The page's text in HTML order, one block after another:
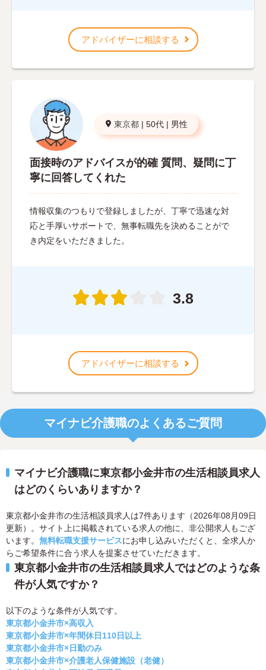
アドバイザーに相談する
東京都 | 50代 | 男性
面接時のアドバイスが的確 質問、疑問に丁
寧に回答してくれた
情報収集のつもりで登録しましたが、丁寧で迅速な対
応と手厚いサポートで、無事転職先を決めることがで
き内定をいただきました。
3.8
アドバイザーに相談する
マイナビ介護職のよくあるご質問
マイナビ介護職に東京都小金井市の生活相談員求人
はどのくらいありますか？
東京都小金井市の生活相談員求人は7件あります（2026年08月09日
更新）。サイト上に掲載されている求人の他に、非公開求人もござ
います。 無料転職支援サービスにお申し込みいただくと、全求人か
らご希望条件に合う求人を提案させていただきます。
東京都小金井市の生活相談員求人ではどのような条
件が人気ですか？
以下のような条件が人気です。
東京都小金井市×高収入
東京都小金井市×年間休日110日以上
東京都小金井市×日勤のみ
東京都小金井市×介護老人保健施設（老健）